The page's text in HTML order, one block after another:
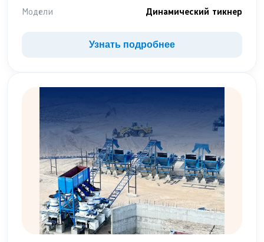
Модели Динамический тикнер
Узнать подробнее